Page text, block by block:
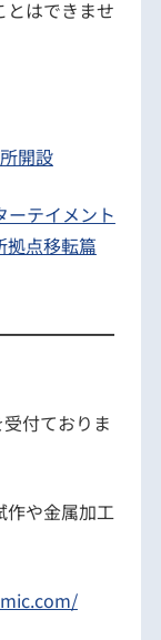
とはできませ
開設
ーテイメント
点移転篇
付ておりま
作や金属加工